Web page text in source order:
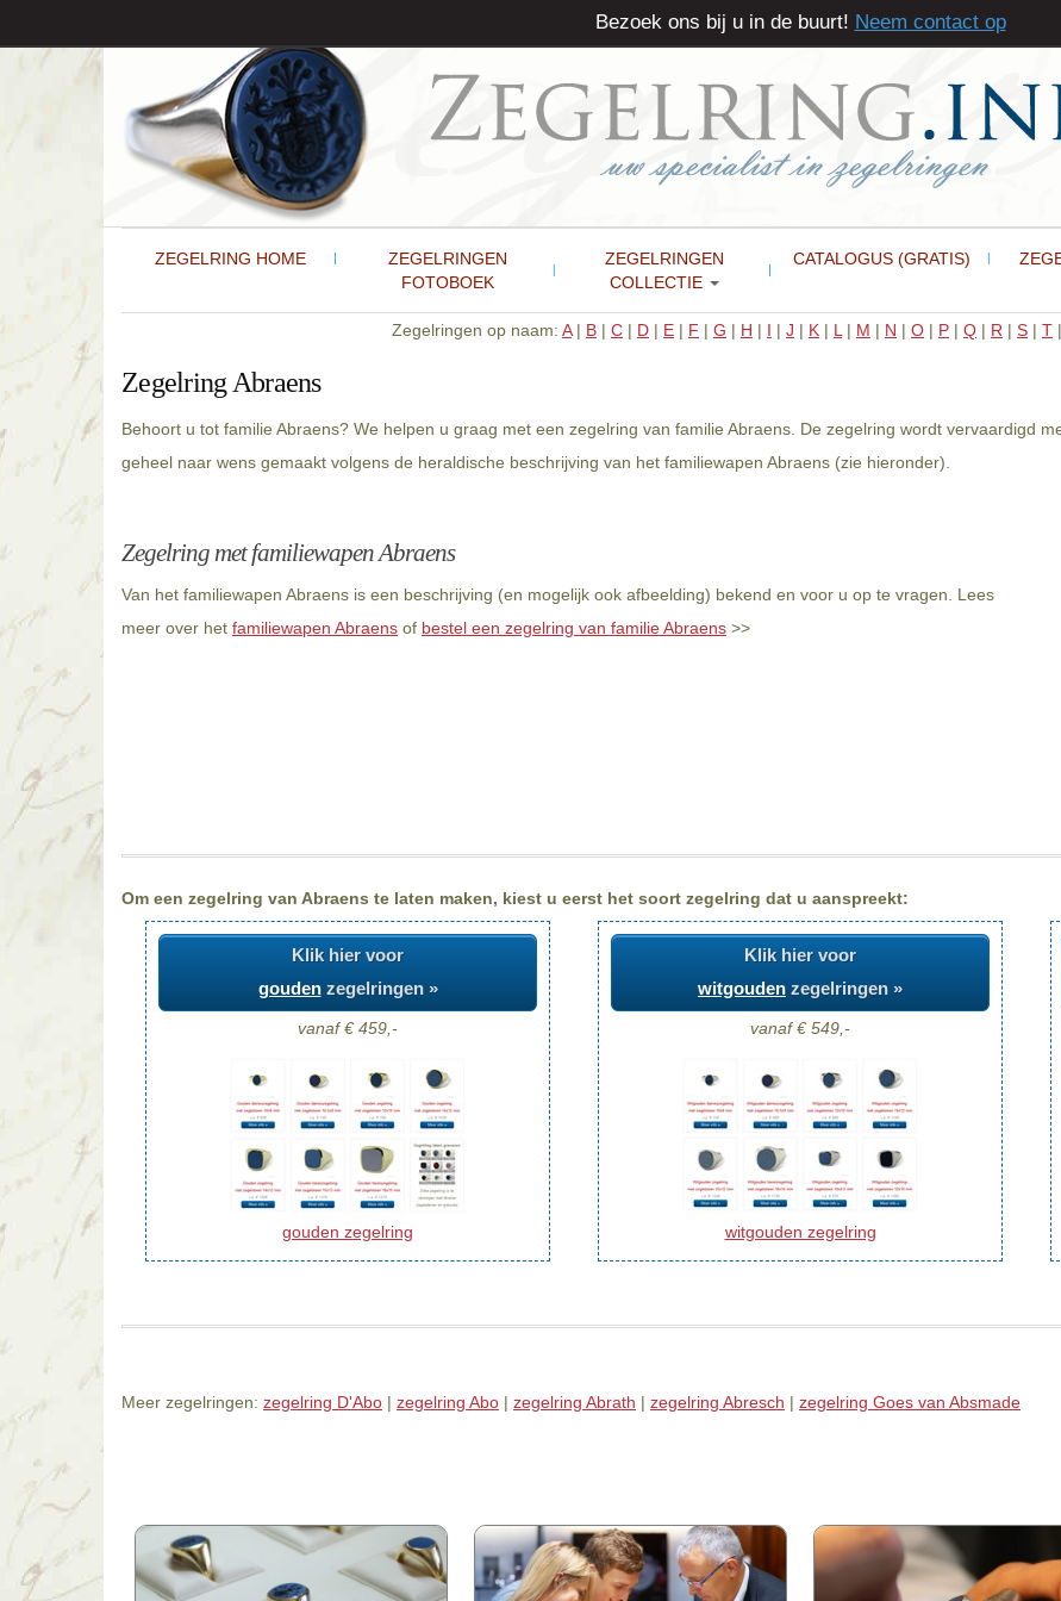
ZEGELRING HOME
ZEGELRINGEN
FOTOBOEK
ZEGELRINGEN
COLLECTIE
CATALOGUS (GRATIS)
Zegelringen op naam: A| B | C | D | E | F | G | H | I | J | K | L | M | N | O | P | Q | R | S | T |
Zegelring Abraens
Behoort u tot familie Abraens? We helpen u graag met een zegelring van familie Abraens. De zegelring wordt vervaardigd
geheel naar wens gemaakt volgens de heraldische beschrijving van het familiewapen Abraens (zie hieronder).
Zegelring met familiewapen Abraens
Van het familiewapen Abraens is een beschrijving (en mogelijk ook afbeelding) bekend en voor u op te vragen. Lees
meer over het familiewapen Abraens of bestel een zegelring van familie Abraens >>
Om een zegelring van Abraens te laten maken, kiest u eerst het soort zegelring dat u aanspreekt:
Klik hier voor
goudenzegelringen »
vanaf € 459,-
gouden zegelring
Klik hier voor
witgouden zegelringen »
vanaf € 549,-
witgouden zegelring
Meer zegelringen: zegelring D'Abo | zegelring Abo | zegelring Abrath | zegelring Abresch | zegelring Goes van Absmade
Bezoek ons bij u in de buurt! Neem contact op